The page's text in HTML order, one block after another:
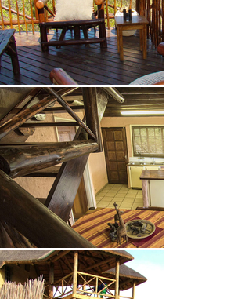
Autofahrt entfernt. Von der
der Lodge aus können Gäste
sehen, ohne ihre Unterkunft jemals
Lebensraum am Flussufer ist die
großen Vielfalt an Wald- und
darunter mehr als 500 Arten, die
heimisch sind. Ein kurzer
bringt Sie zum Bienenfresser-
im Marloth Park, der sich
Vogelbeobachtung aus nächster
des Flusses eignet. Alternativ können
Morgenkaffee auf den Terrassen
die hervorragende
zur Beobachtung der in der
vorkommenden Tierwelt bieten.